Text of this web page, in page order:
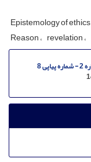
Epistemology of ethics
Reason revelation